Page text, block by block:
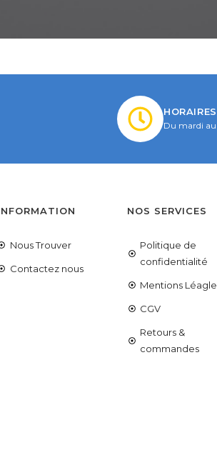
HORAIRES
Du mardi au
Nous Trouver
Contactez nous
NOS SERVICES
Politique de
confidentialité
Mentions
CGV
Retours &
commandes